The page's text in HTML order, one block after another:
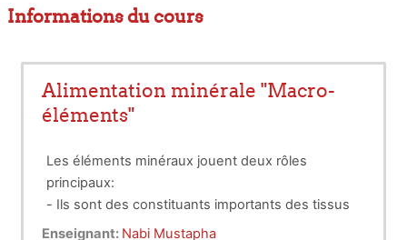
Informations du cours
Alimentation minérale "Macro-
éléments"
Les éléments minéraux jouent deux rôles
principaux:
- Ils sont des constituants importants des tissus
et des produits animaux;
Enseignant: Nabi Mustapha